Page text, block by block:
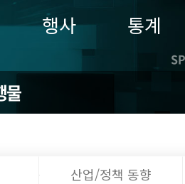
행사 통계
물
산업/정책 동향